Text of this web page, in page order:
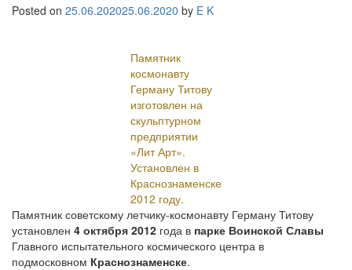
Posted on 25.06.202025.06.2020 by E K
Памятник
космонавту
Герману Титову
изготовлен на
скульптурном
предприятии
«Лит Арт».
Установлен в
Краснознаменске
2012 году.
Памятник советскому летчику-космонавту Герману Титову
установлен 4 октября 2012 года в парке Воинской Славы
Главного испытательного космического центра в
подмосковном Краснознаменске.